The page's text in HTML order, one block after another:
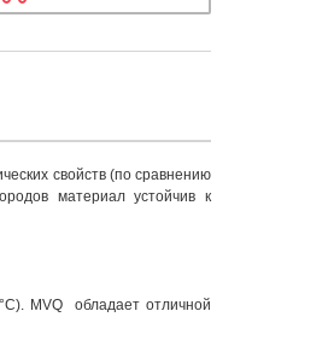
свойств (по сравнению
материал устойчив к
MVQ обладает отличной